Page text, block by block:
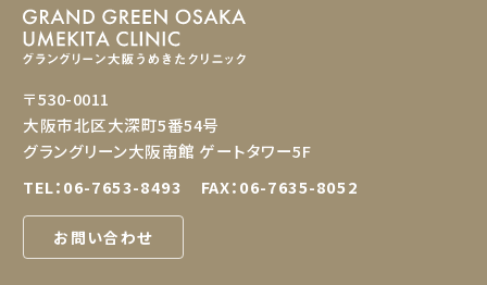
〒530-0011
大阪市北区大深町5番54号
グラングリーン大阪南館 ゲートタワー5F
TEL：06-7653-8493 FAX：06-7635-8052
お問い合わせ